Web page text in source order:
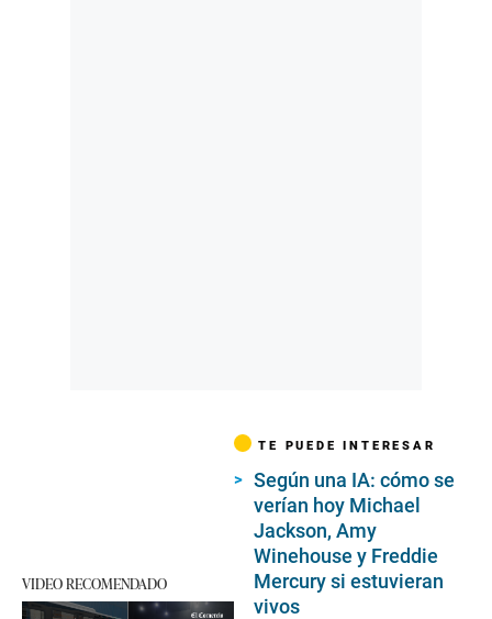
VIDEO RECOMENDADO
TE PUEDE INTERESAR
Según una IA: cómo se
verían hoy Michael
Jackson, Amy
Winehouse y Freddie
Mercury si estuvieran
vivos